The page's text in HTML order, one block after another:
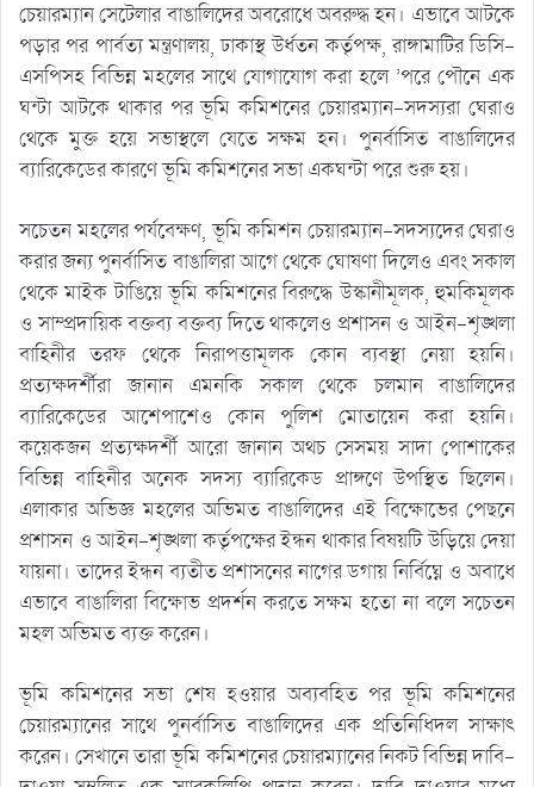
চেয়ারম্যান সেটেলার বাঙালিদের অবরোধে অবরুদ্ধ হন। এভাবে আটকে
পড়ার পর পার্বত্য মন্ত্রণালয়, ঢাকাস্থ উর্ধতন কর্তৃপক্ষ, রাঙ্গামাটির ডিসি-
এসপিসহ বিভিন্ন মহলের সাথে যোগাযোগ করা হলে ’পরে পৌনে এক
ঘন্টা আটকে থাকার পর ভূমি কমিশনের চেয়ারম্যান-সদস্যরা ঘেরাও
থেকে মুক্ত হয়ে সভাস্থলে যেতে সক্ষম হন। পুনর্বাসিত বাঙালিদের
ব্যারিকেডের কারণে ভূমি কমিশনের সভা একঘন্টা পরে শুরু হয়।
সচেতন মহলের পর্যবেক্ষণ, ভূমি কমিশন চেয়ারম্যান-সদস্যদের ঘেরাও
করার জন্য পুনর্বাসিত বাঙালিরা আগে থেকে ঘোষণা দিলেও এবং সকাল
থেকে মাইক টাঙিয়ে ভূমি কমিশনের বিরুদ্ধে উস্কানীমূলক, হুমকিমূলক
ও সাম্প্রদায়িক বক্তব্য বক্তব্য দিতে থাকলেও প্রশাসন ও আইন-শৃঙ্খলা
বাহিনীর তরফ থেকে নিরাপত্তামূলক কোন ব্যবস্থা নেয়া হয়নি।
প্রত্যক্ষদর্শীরা জানান এমনকি সকাল থেকে চলমান বাঙালিদের
ব্যারিকেডের আশেপাশেও কোন পুলিশ মোতায়েন করা হয়নি।
কয়েকজন প্রত্যক্ষদর্শী আরো জানান অথচ সেসময় সাদা পোশাকের
বিভিন্ন বাহিনীর অনেক সদস্য ব্যারিকেড প্রাঙ্গণে উপস্থিত ছিলেন।
এলাকার অভিজ্ঞ মহলের অভিমত বাঙালিদের এই বিক্ষোভের পেছনে
প্রশাসন ও আইন-শৃঙ্খলা কর্তৃপক্ষের ইন্ধন থাকার বিষয়টি উড়িয়ে দেয়া
যায়না। তাদের ইন্ধন ব্যতীত প্রশাসনের নাগের ডগায় নির্বিঘ্নে ও অবাধে
এভাবে বাঙালিরা বিক্ষোভ প্রদর্শন করতে সক্ষম হতো না বলে সচেতন
মহল অভিমত ব্যক্ত করেন।
ভূমি কমিশনের সভা শেষ হওয়ার অব্যবহিত পর ভূমি কমিশনের
চেয়ারম্যানের সাথে পুনর্বাসিত বাঙালিদের এক প্রতিনিধিদল সাক্ষাৎ
করেন। সেখানে তারা ভূমি কমিশনের চেয়ারম্যানের নিকট বিভিন্ন দাবি-